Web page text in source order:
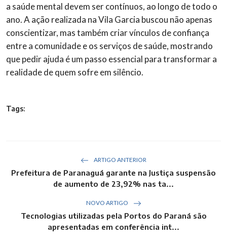
a saúde mental devem ser contínuos, ao longo de todo o
ano. A ação realizada na Vila Garcia buscou não apenas
conscientizar, mas também criar vínculos de confiança
entre a comunidade e os serviços de saúde, mostrando
que pedir ajuda é um passo essencial para transformar a
realidade de quem sofre em silêncio.
Tags:
ARTIGO ANTERIOR
Prefeitura de Paranaguá garante na Justiça suspensão
de aumento de 23,92% nas ta...
NOVO ARTIGO
Tecnologias utilizadas pela Portos do Paraná são
apresentadas em conferência int...